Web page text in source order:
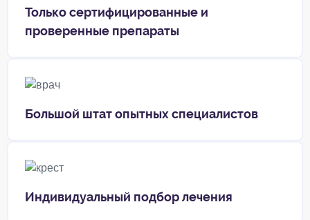
Только сертифицированные и
проверенные препараты
Большой штат опытных специалистов
Индивидуальный подбор лечения